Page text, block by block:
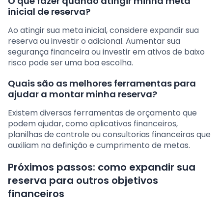
inicial de reserva?
Ao atingir sua meta inicial, considere expandir sua
reserva ou investir o adicional. Aumentar sua
segurança financeira ou investir em ativos de baixo
risco pode ser uma boa escolha.
Quais são as melhores ferramentas para
ajudar a montar minha reserva?
Existem diversas ferramentas de orçamento que
podem ajudar, como aplicativos financeiros,
planilhas de controle ou consultorias financeiras que
auxiliam na definição e cumprimento de metas.
Próximos passos: como expandir sua
reserva para outros objetivos
financeiros